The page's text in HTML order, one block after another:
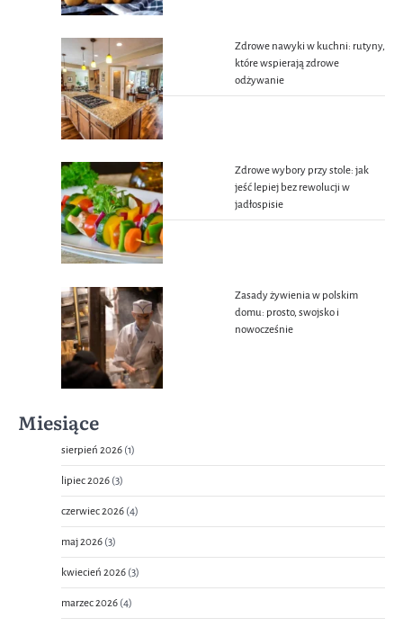
Zdrowe nawyki w kuchni: rutyny,
które wspierają zdrowe
odżywanie
Zdrowe wybory przy stole: jak
jeść lepiej bez rewolucji w
jadłospisie
Zasady żywienia w polskim
domu: prosto, swojsko i
nowocześnie
Miesiące
sierpień 2026 (1)
lipiec 2026 (3)
czerwiec 2026 (4)
maj 2026 (3)
kwiecień 2026 (3)
marzec 2026 (4)